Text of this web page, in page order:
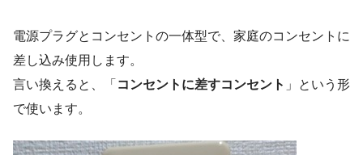
電源プラグとコンセントの一体型で、家庭のコンセントに
差し込み使用します。
言い換えると、「 コンセントに差すコンセント 」という形
で使います。